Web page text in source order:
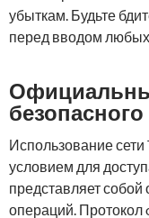
убыткам. Будьте
перед вводом
Использование
условием для
представляет
операций. Протокол